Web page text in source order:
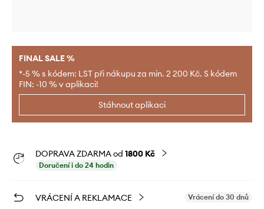
FINAL SALE %
*-5 % s kódem: LST při nákupu za min. 2 200 Kč. S kódem
FIN: -10 % v aplikaci!
Stáhnout aplikaci
DOPRAVA ZDARMA od 1800 Kč
Doručení i do 24 hodin
VRÁCENÍ A REKLAMACE Vrácení do 30 dnů